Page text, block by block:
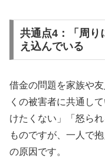
共通点4：「周り
え込んでいる
借金の問題を家族や
くの被害者に共通し
けたくない」「怒ら
ものですが、一人で
の原因です。